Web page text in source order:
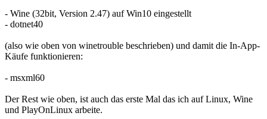
- Wine (32bit, Version 2.47) auf Win10 eingestellt
- dotnet40
(also wie oben von winetrouble beschrieben) und damit die In-App-
Käufe funktionieren:
- msxml60
Der Rest wie oben, ist auch das erste Mal das ich auf Linux, Wine
und PlayOnLinux arbeite.